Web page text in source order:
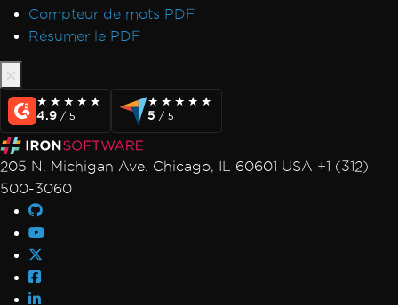
Compteur de mots PDF
Résumer le PDF
★★★★★
★★★★★
4.9 / 5
★★★★★
★★★★★
5 / 5
205 N. Michigan Ave. Chicago, IL 60601 USA +1 (312)
500-3060